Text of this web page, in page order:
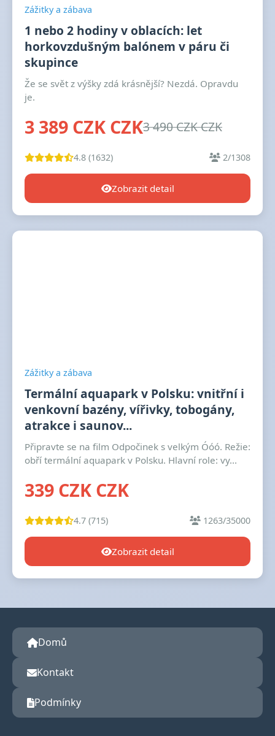
Zážitky a zábava
1 nebo 2 hodiny v oblacích: let
horkovzdušným balónem v páru či
skupince
Že se svět z výšky zdá krásnější? Nezdá. Opravdu
je.
3 389 CZK CZK3 490 CZK CZK
4.8 (1632) 2/1308
Zobrazit detail
Zážitky a zábava
Termální aquapark v Polsku: vnitřní i
venkovní bazény, vířivky, tobogány,
atrakce i saunov...
Připravte se na film Odpočinek s velkým Óóó. Režie:
obří termální aquapark v Polsku. Hlavní role: vy...
339 CZK CZK
4.7 (715) 1263/35000
Zobrazit detail
Domů
Kontakt
Podmínky